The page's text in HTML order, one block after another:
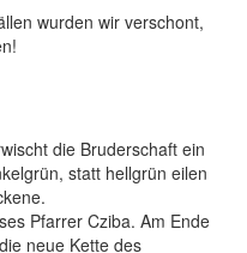
wurden wir verschont,
die Bruderschaft ein
statt hellgrün eilen
Pfarrer Cziba. Am Ende
neue Kette des